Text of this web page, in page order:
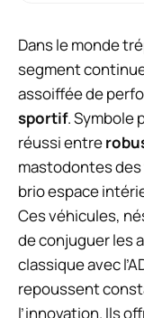
Dans le monde
segment
assoiffée de
sportif. Symbole
réussi entre
mastodontes
brio espace
Ces véhicules,
de conjuguer les
classique avec
repoussent
l’innovation. Ils